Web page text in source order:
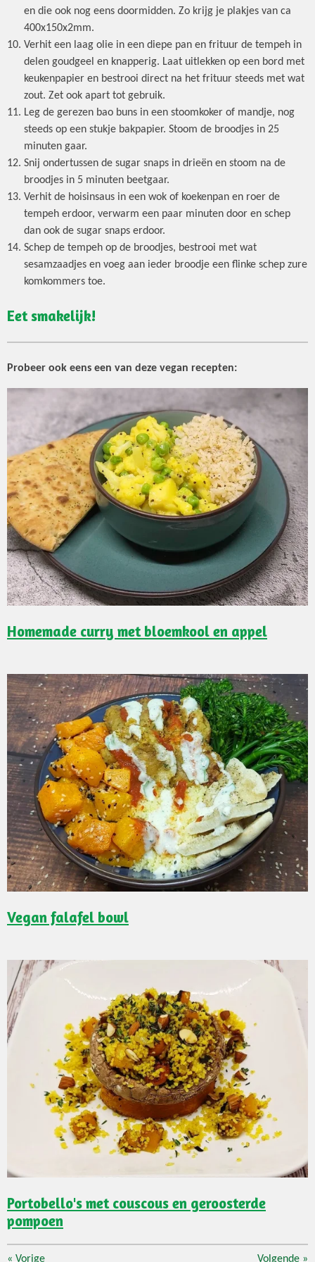
en die ook nog eens doormidden. Zo krijg je plakjes van ca
400x150x2mm.
Verhit een laag olie in een diepe pan en frituur de tempeh in
delen goudgeel en knapperig. Laat uitlekken op een bord met
keukenpapier en bestrooi direct na het frituur steeds met wat
zout. Zet ook apart tot gebruik.
Leg de gerezen bao buns in een stoomkoker of mandje, nog
steeds op een stukje bakpapier. Stoom de broodjes in 25
minuten gaar.
Snij ondertussen de sugar snaps in drieën en stoom na de
broodjes in 5 minuten beetgaar.
Verhit de hoisinsaus in een wok of koekenpan en roer de
tempeh erdoor, verwarm een paar minuten door en schep
dan ook de sugar snaps erdoor.
Schep de tempeh op de broodjes, bestrooi met wat
sesamzaadjes en voeg aan ieder broodje een flinke schep zure
komkommers toe.
Eet smakelijk!
Probeer ook eens een van deze vegan recepten:
Homemade curry met bloemkool en appel
Vegan falafel bowl
Portobello's met couscous en geroosterde
pompoen
« Vorige Volgende »